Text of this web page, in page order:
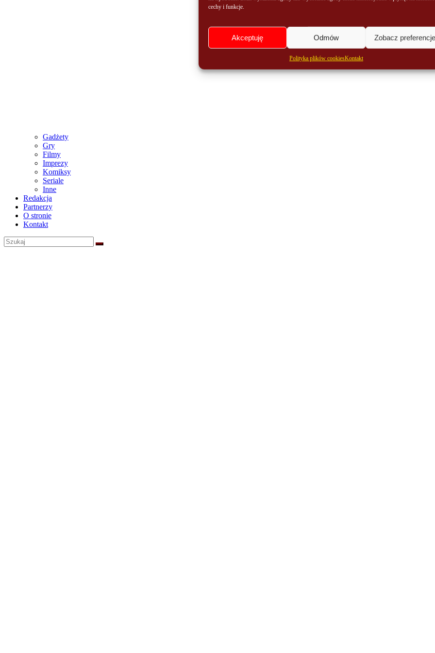
cechy i funkcje.
Akceptuję Odmów Zobacz preferencje
Polityka plików cookiesKontakt
Gadżety
Gry
Filmy
Imprezy
Komiksy
Seriale
Inne
Redakcja
Partnerzy
O stronie
Kontakt